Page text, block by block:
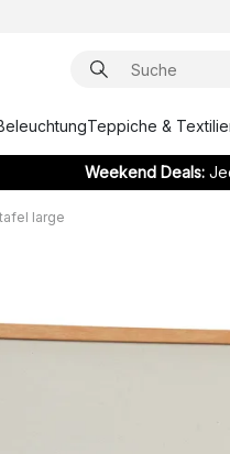
Teppiche &
Weekend Deals:
large